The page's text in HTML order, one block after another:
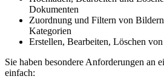
Dokumenten
Zuordnung und Filtern von
Kategorien
Erstellen, Bearbeiten, Löschen
Sie haben besondere Anforderungen an
einfach: